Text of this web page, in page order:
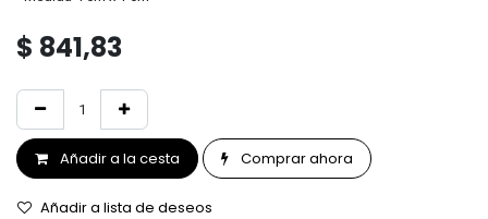
$ 841,83
Añadir a la cesta Comprar ahora
Añadir a lista de deseos